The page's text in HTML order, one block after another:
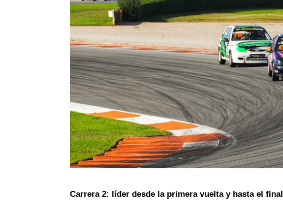
Carrera 2: líder desde la primera vuelta y hasta el final